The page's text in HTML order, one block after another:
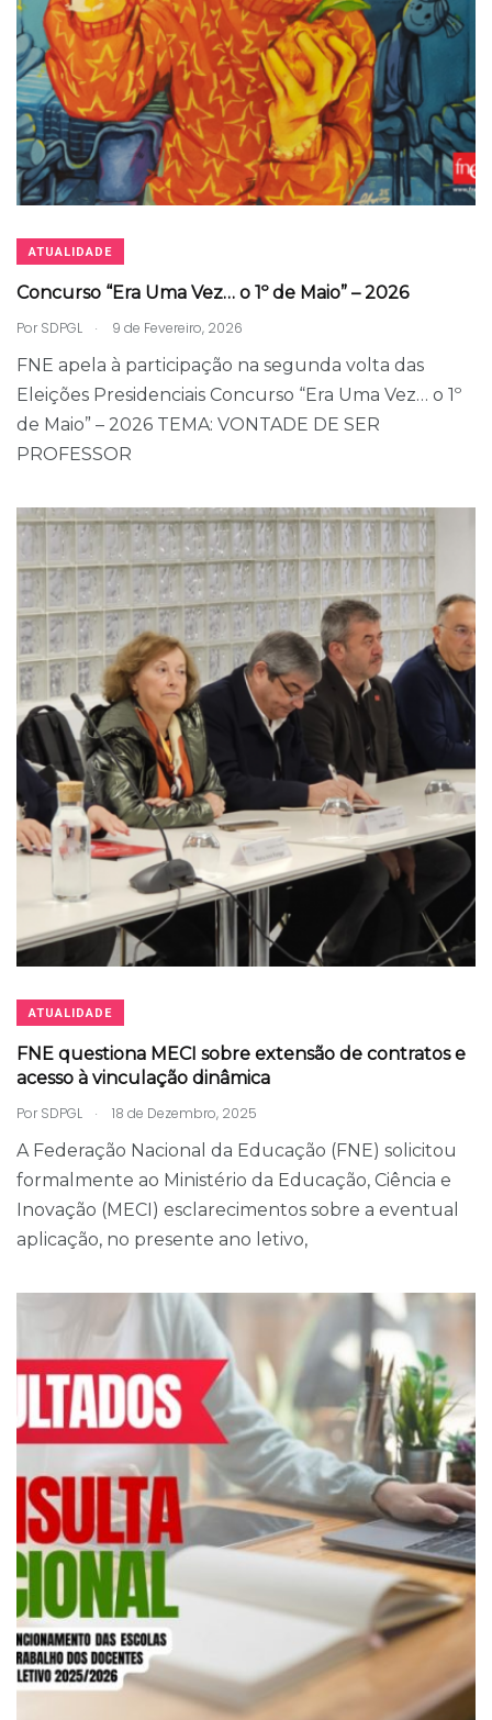
ATUALIDADE
Concurso “Era Uma Vez… o 1º de Maio” – 2026
Por SDPGL . 9 de Fevereiro, 2026
FNE apela à participação na segunda volta das
Eleições Presidenciais Concurso “Era Uma Vez… o 1º
de Maio” – 2026 TEMA: VONTADE DE SER
PROFESSOR
ATUALIDADE
FNE questiona MECI sobre extensão de contratos e
acesso à vinculação dinâmica
Por SDPGL . 18 de Dezembro, 2025
A Federação Nacional da Educação (FNE) solicitou
formalmente ao Ministério da Educação, Ciência e
Inovação (MECI) esclarecimentos sobre a eventual
aplicação, no presente ano letivo,